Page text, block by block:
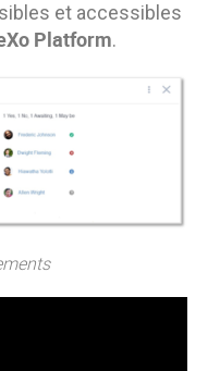
et accessibles
Platform.